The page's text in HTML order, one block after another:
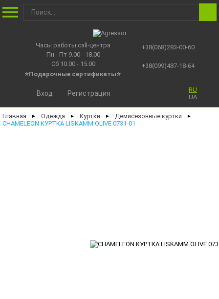
Часы работы call-центра
Пн - Пт 9.00 - 18.00
Сб 10.00 - 15.00
⭐Подарочные сертификаты⭐
+38(068)283-00-60
+38(099)487-18-64
RU
UA
Вход Регистрация
Главная ► Одежда ► Куртки ► Демисезонные куртки ►
CHAMELEON КУРТКА LISKAMM OLIVE 0731-01